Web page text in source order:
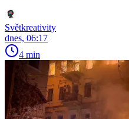
Světkreativity
dnes, 06:17
4 min